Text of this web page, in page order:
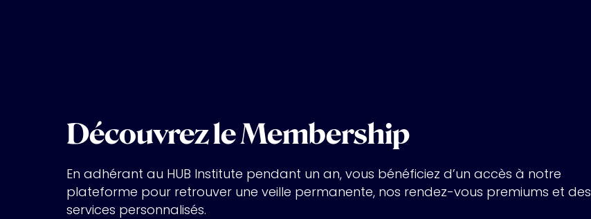
Découvrez le Membership
En adhérant au HUB Institute pendant un an, vous bénéficiez d’un accès à notre
plateforme pour retrouver une veille permanente, nos rendez-vous premiums et des
services personnalisés.